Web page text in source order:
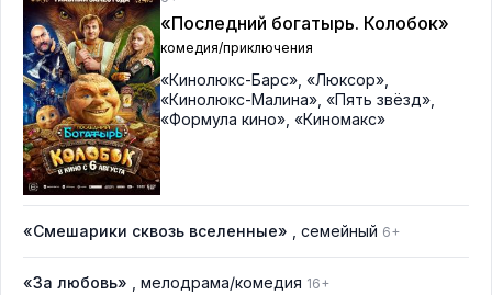
«Последний богатырь. Колобок»
комедия/приключения
«Кинолюкс-Барс» «Люксор»
«Кинолюкс-Малина» «Пять звёзд»
«Формула кино» «Киномакс»
«Смешарики сквозь вселенные» , семейный 6+
«За любовь» , мелодрама/комедия 16+